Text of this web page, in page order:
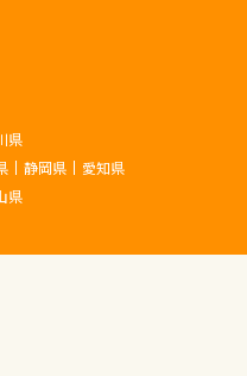
県
静岡県 愛知県
県